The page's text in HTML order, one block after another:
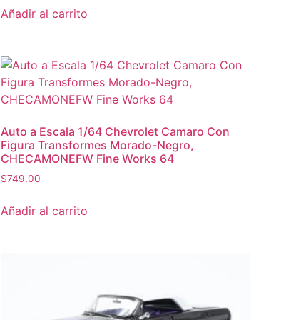
Añadir al carrito
Auto a Escala 1/64 Chevrolet Camaro Con
Figura Transformes Morado-Negro,
CHECAMONEFW Fine Works 64
$749.00
Añadir al carrito